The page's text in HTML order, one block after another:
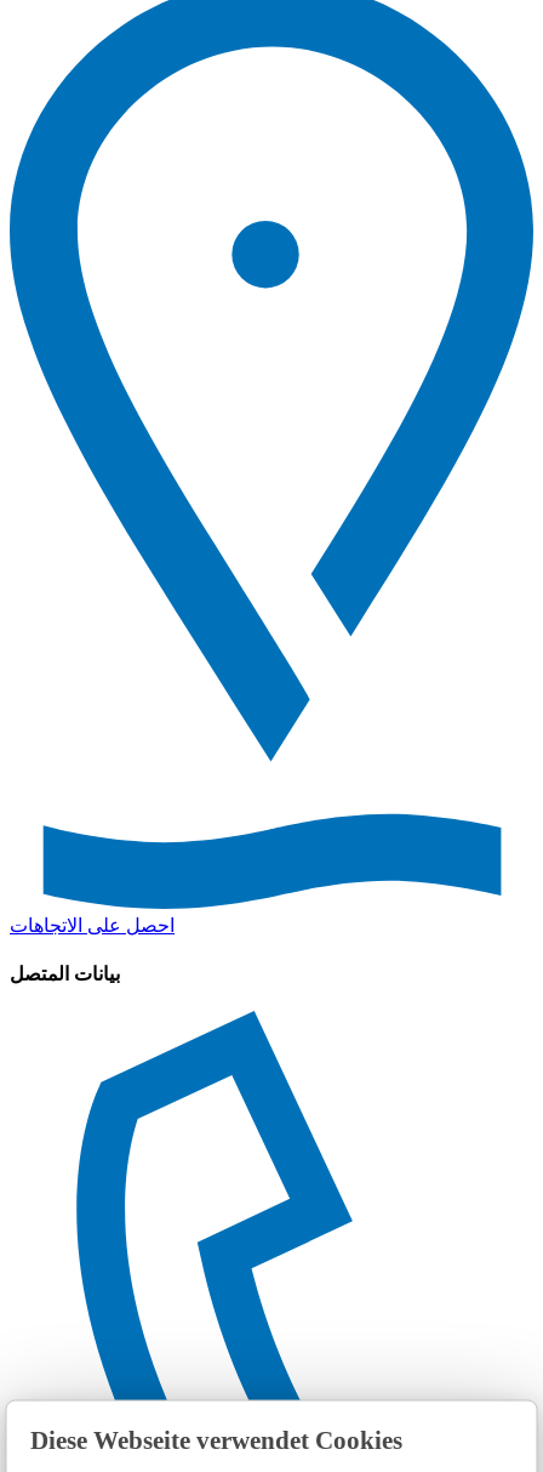
Diese Webseite verwendet Cookies
احصل على الاتجاهات
بيانات المتصل